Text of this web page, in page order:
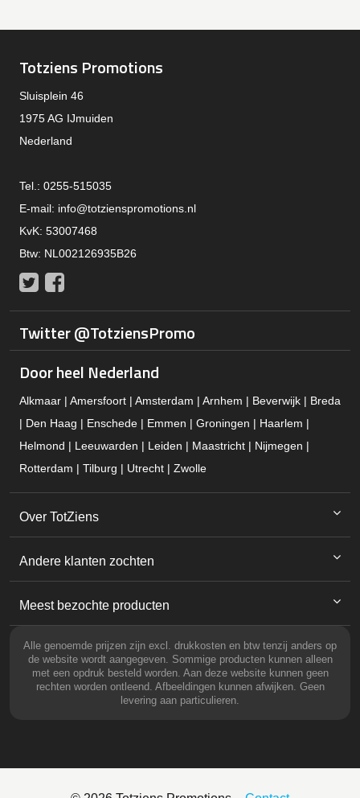
Totziens Promotions
Sluisplein 46
1975 AG IJmuiden
Nederland
Tel.: 0255-515035
E-mail: info@totzienspromotions.nl
KvK: 53007468
Btw: NL002126935B26
Twitter
Twitter @TotziensPromo
Door heel Nederland
Alkmaar | Amersfoort | Amsterdam | Arnhem | Beverwijk | Breda
| Den Haag | Enschede | Emmen | Groningen | Haarlem |
Helmond | Leeuwarden | Leiden | Maastricht | Nijmegen |
Rotterdam | Tilburg | Utrecht | Zwolle
Over TotZiens
Andere klanten zochten
Meest bezochte producten
Alle genoemde prijzen zijn excl. drukkosten en btw tenzij anders op
de website wordt aangegeven. Sommige producten kunnen alleen
met een opdruk besteld worden. Aan deze website kunnen geen
rechten worden ontleend. Afbeeldingen kunnen afwijken. Geen
levering aan particulieren.